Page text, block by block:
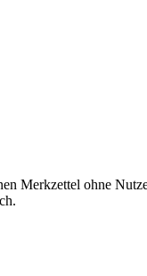
Merkzettel ohne